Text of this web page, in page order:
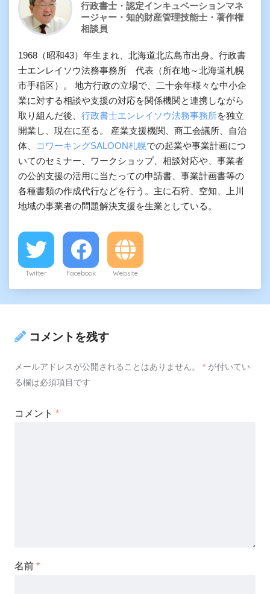
行政書士・認定インキュベーションマネ
ージャー・知的財産管理技能士・著作権
相談員
1968（昭和43）年生まれ、北海道北広島市出身。行政書
士エンレイソウ法務事務所 代表（所在地～北海道札幌
市手稲区）。 地方行政の立場で、二十余年様々な中小企
業に対する相談や支援の対応を関係機関と連携しながら
取り組んだ後、 行政書士エンレイソウ法務事務所を独立
開業し、現在に至る。 産業支援機関、商工会議所、自治
体、
コワーキングSALOON札幌での起業や事業計画につ
いてのセミナー、ワークショップ、相談対応や、事業者
の公的支援の活用に当たっての申請書、事業計画書等の
各種書類の作成代行などを行う。主に石狩、空知、上川
地域の事業者の問題解決支援を生業としている。
Twitter Facebook Website
コメントを残す
メールアドレスが公開されることはありません。 * が付いてい
る欄は必須項目です
コメント *
名前 *